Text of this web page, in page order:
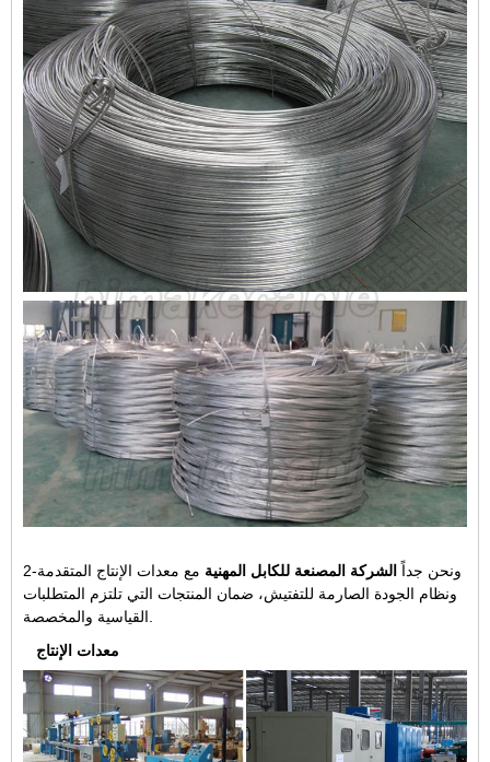
2-ونحن جداً الشركة المصنعة للكابل المهنية مع معدات الإنتاج المتقدمة
ونظام الجودة الصارمة للتفتيش، ضمان المنتجات التي تلتزم المتطلبات
القياسية والمخصصة.
معدات الإنتاج